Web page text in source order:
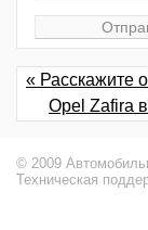
« Расскажите
Opel Zafira
© 2009
Техническая